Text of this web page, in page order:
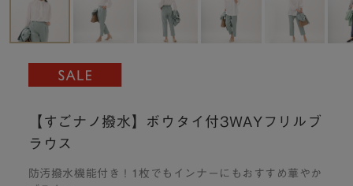
【すごナノ撥水】ボウタイ付3WAYフリルブ
ラウス
防汚撥水機能付き！1枚でもインナーにもおすすめ華やか